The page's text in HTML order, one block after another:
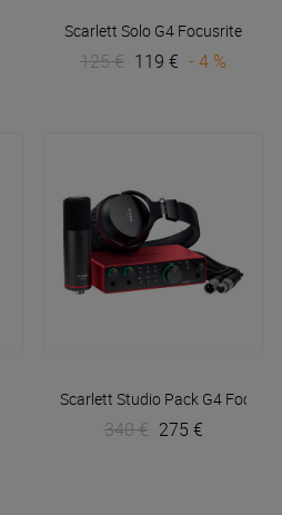
Scarlett Solo G4 Focusrite
125 € 119 € - 4 %
Scarlett Studio Pack G4
340 € 275 €